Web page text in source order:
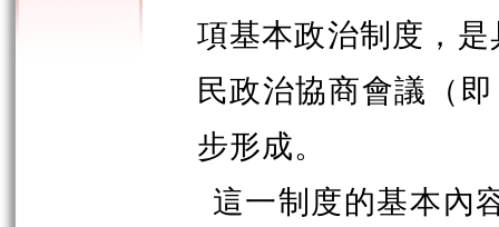
項基本政治制度，
民政治協商會議（
步形成。
這一制度的基本內